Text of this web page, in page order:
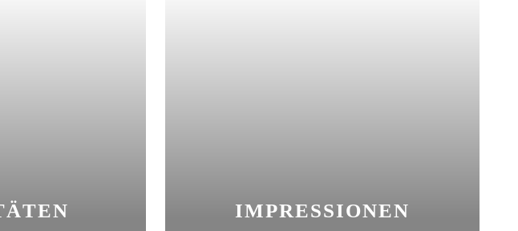
IMPRESSIONEN